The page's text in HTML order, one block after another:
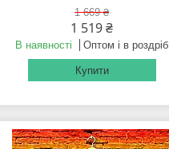
1 669 ₴
1 519 ₴
В наявності Оптом і в роздріб
Купити